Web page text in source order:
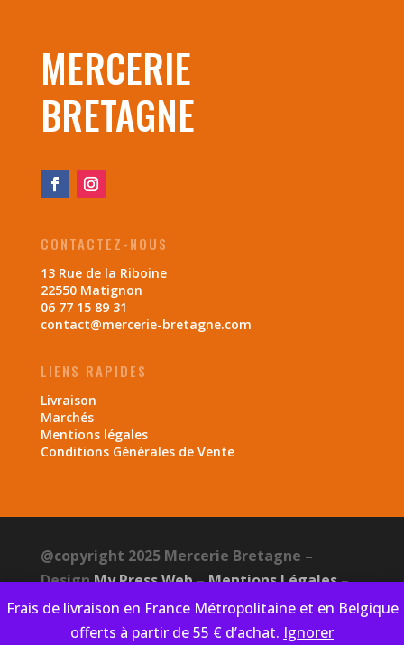
Frais de livraison en France Métropolitaine et en Belgique
offerts à partir de 55 € d’achat. Ignorer
MERCERIE
BRETAGNE
CONTACTEZ-NOUS
13 Rue de la Riboine
22550 Matignon
06 77 15 89 31
contact@mercerie-bretagne.com
LIENS RAPIDES
Livraison
Marchés
Mentions légales
Conditions Générales de Vente
@copyright 2025 Mercerie Bretagne –
DesignMy Press Web–Mentions Légales–
CGV–Politique de confidentialité